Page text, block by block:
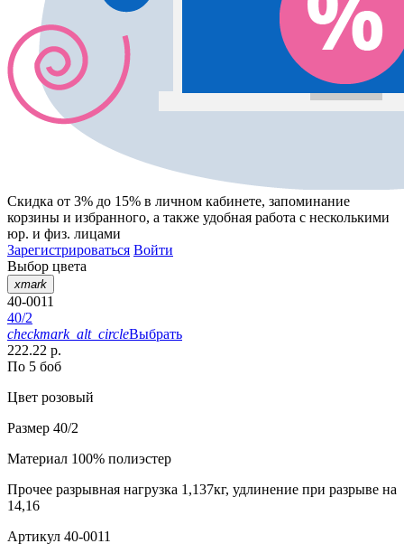
Скидка от 3% до 15% в личном кабинете, запоминание
корзины и избранного, а также удобная работа с несколькими
юр. и физ. лицами
Зарегистрироваться Войти
Выбор цвета
xmark
40-0011
40/2
checkmark_alt_circleВыбрать
222.22 р.
По 5 боб
Цвет розовый
Размер 40/2
Материал 100% полиэстер
Прочее разрывная нагрузка 1,137кг, удлинение при разрыве на
14,16
Артикул 40-0011